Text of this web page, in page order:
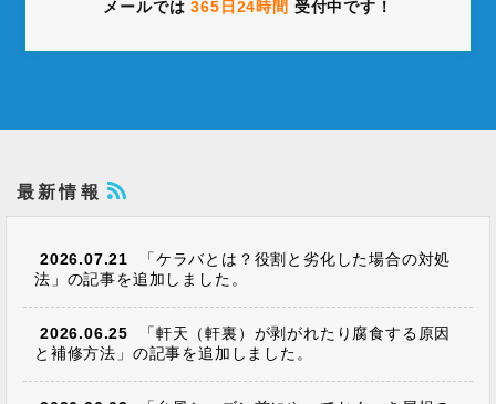
メールでは 365日24時間 受付中です！
最新情報
2026.07.21
「ケラバとは？役割と劣化した場合の対処
法」の記事を追加しました。
2026.06.25
「軒天（軒裏）が剥がれたり腐食する原因
と補修方法」の記事を追加しました。